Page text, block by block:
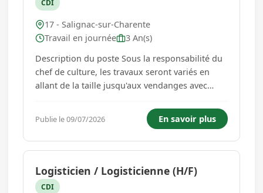
CDI
17 - Salignac-sur-Charente
Travail en journée
3 An(s)
Description du poste Sous la responsabilité du
chef de culture, les travaux seront variés en
allant de la taille jusqu'aux vendanges avec
traitements phytosanitaires et travaux manuels
sur le vignoble. Description du profil
Expérience: 5 ans minimum s...
Publie le 09/07/2026 En savoir plus
Logisticien / Logisticienne (H/F)
CDI